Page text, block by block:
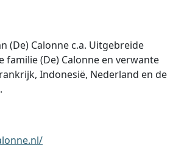
(De) Calonne c.a. Uitgebreide
familie (De) Calonne en verwante
Indonesië, Nederland en de